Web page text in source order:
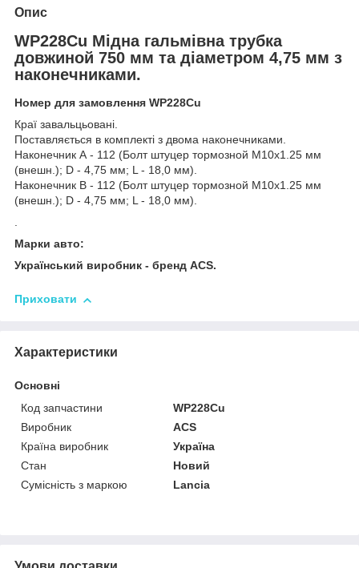
Опис
WP228Cu Мідна гальмівна трубка
довжиной 750 мм та діаметром 4,75 мм з
наконечниками.
Номер для замовлення WP228Cu
Краї завальцьовані.
Поставляється в комплекті з двома наконечниками.
Наконечник А - 112 (Болт штуцер тормозной М10х1.25 мм
(внешн.); D - 4,75 мм; L - 18,0 мм).
Наконечник В - 112 (Болт штуцер тормозной М10х1.25 мм
(внешн.); D - 4,75 мм; L - 18,0 мм).
.
Марки авто:
Український виробник - бренд ACS.
Приховати
Характеристики
Основні
Код запчастини
WP228Cu
Виробник
ACS
Країна виробник
Україна
Стан
Новий
Сумісність з маркою
Lancia